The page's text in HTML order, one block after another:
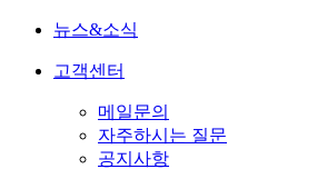
뉴스&소식
고객센터
메일문의
자주하시는 질문
공지사항